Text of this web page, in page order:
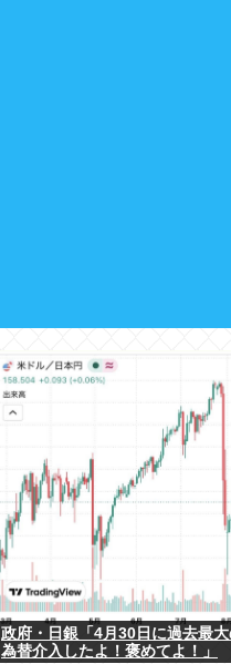
政府・日銀「4月30日に過去最
為替介入したよ！褒めてよ！」